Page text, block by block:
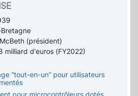
(président)
milliard d'euros (FY2022)
“tout-en-un” pour utilisateurs
pour microcontrôleurs dotés